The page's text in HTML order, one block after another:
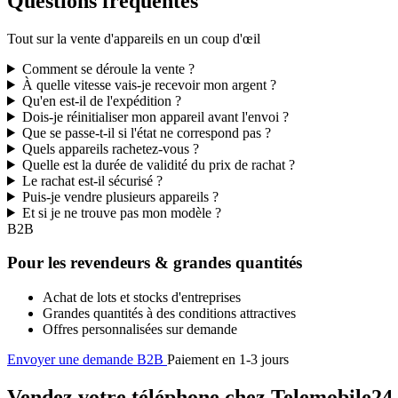
Tout sur la vente d'appareils en un coup d'œil
Comment se déroule la vente ?
À quelle vitesse vais-je recevoir mon argent ?
Qu'en est-il de l'expédition ?
Dois-je réinitialiser mon appareil avant l'envoi ?
Que se passe-t-il si l'état ne correspond pas ?
Quels appareils rachetez-vous ?
Quelle est la durée de validité du prix de rachat ?
Le rachat est-il sécurisé ?
Puis-je vendre plusieurs appareils ?
Et si je ne trouve pas mon modèle ?
B2B
Pour les revendeurs & grandes quantités
Achat de lots et stocks d'entreprises
Grandes quantités à des conditions attractives
Offres personnalisées sur demande
Envoyer une demande B2B Paiement en 1-3 jours